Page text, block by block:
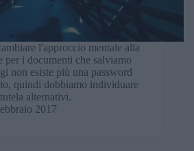
l'approccio mentale alla
per i documenti che salviamo
non esiste più una password
quindi dobbiamo individuare
alternativi.
2017